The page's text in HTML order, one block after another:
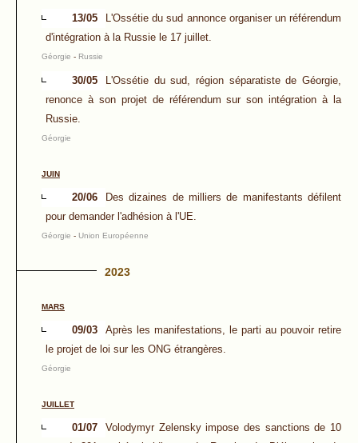
13/05
L'Ossétie du sud annonce organiser un référendum
d'intégration à la Russie le 17 juillet.
Géorgie - Russie
30/05
L'Ossétie du sud, région séparatiste de Géorgie,
renonce à son projet de référendum sur son intégration à la
Russie.
Géorgie
JUIN
20/06
Des dizaines de milliers de manifestants défilent
pour demander l'adhésion à l'UE.
Géorgie - Union Européenne
2023
MARS
09/03
Après les manifestations, le parti au pouvoir retire
le projet de loi sur les ONG étrangères.
Géorgie
JUILLET
01/07
Volodymyr Zelensky impose des sanctions de 10